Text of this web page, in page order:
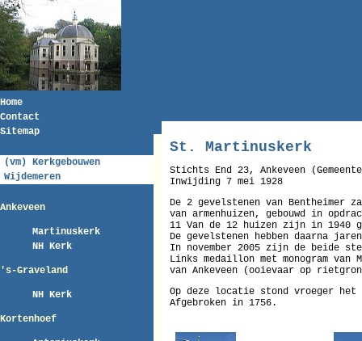
Home
Contact
Sitemap
(vm) Kerkgebouwen
Wijdemeren
Ankeveen
Martinuskerk
NH Kerk
's-Graveland
NH Kerk
Kortenhoef
St. Martinuskerk
Stichts End 23, Ankeveen
Inwijding 7 mei 1928
De 2 gevelstenen van Bentheimer
van armenhuizen, gebouwd in
11 Van de 12 huizen zijn in 1940
De gevelstenen hebben daarna
In november 2005 zijn de beide
Links medaillon met monogram
van Ankeveen (ooievaar op
Op deze locatie stond vroeger het
Afgebroken in 1756.